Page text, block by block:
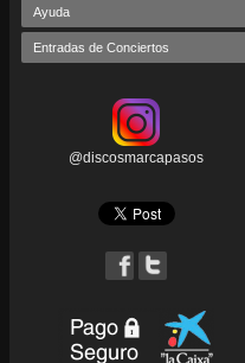
Ayuda
Entradas de Conciertos
@discosmarcapasos